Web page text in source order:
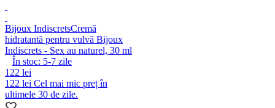
Bijoux IndiscretsCremă
hidratantă pentru vulvă Bijoux
Indiscrets - Sex au naturel, 30 ml
În stoc: 5-7 zile
122 lei
122 lei Cel mai mic preț în
ultimele 30 de zile.